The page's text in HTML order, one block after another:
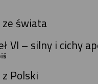
świata
VI – silny i cichy
Polski